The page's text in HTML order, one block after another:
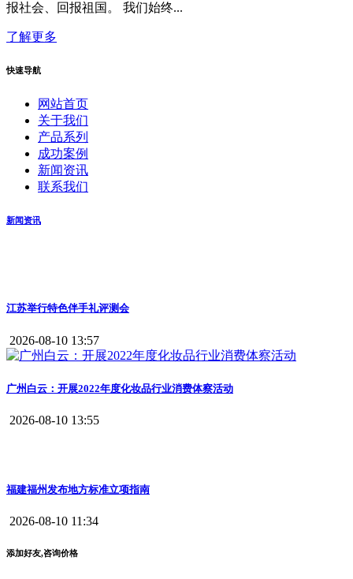
报社会、回报祖国。 我们始终...
了解更多
快速导航
网站首页
关于我们
产品系列
成功案例
新闻资讯
联系我们
新闻资讯
江苏举行特色伴手礼评测会
2026-08-10 13:57
广州白云：开展2022年度化妆品行业消费体察活动
2026-08-10 13:55
福建福州发布地方标准立项指南
2026-08-10 11:34
添加好友,咨询价格